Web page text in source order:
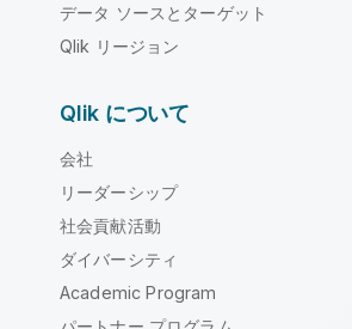
データ ソースとターゲット
Qlik リージョン
Qlik について
会社
リーダーシップ
社会貢献活動
ダイバーシティ
Academic Program